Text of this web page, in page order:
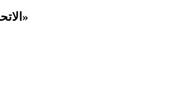
«الاتحاد للطيران» تبحث شراء حصة في «إير لينغوس»